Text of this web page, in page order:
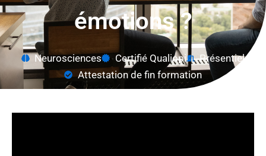
émotions ?
Neurosciences Certifié Qualiopi
Présentiel
Attestation de fin formation